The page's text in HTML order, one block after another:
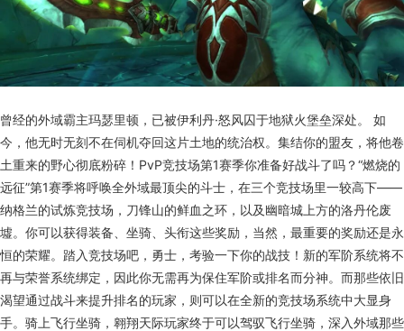
曾经的外域霸主玛瑟里顿，已被伊利丹·怒风囚于地狱火堡垒深处。 如
今，他无时无刻不在伺机夺回这片土地的统治权。集结你的盟友，将他卷
土重来的野心彻底粉碎！PvP竞技场第1赛季你准备好战斗了吗？“燃烧的
远征”第1赛季将呼唤全外域最顶尖的斗士，在三个竞技场里一较高下——
纳格兰的试炼竞技场，刀锋山的鲜血之环，以及幽暗城上方的洛丹伦废
墟。你可以获得装备、坐骑、头衔这些奖励，当然，最重要的奖励还是永
恒的荣耀。踏入竞技场吧，勇士，考验一下你的战技！新的军阶系统将不
再与荣誉系统绑定，因此你无需再为保住军阶或排名而分神。而那些依旧
渴望通过战斗来提升排名的玩家，则可以在全新的竞技场系统中大显身
手。骑上飞行坐骑，翱翔天际玩家终于可以驾驭飞行坐骑，深入外域那些